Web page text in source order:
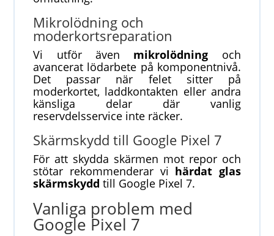
Mikrolödning och
moderkortsreparation
Vi utför även mikrolödning och
avancerat lödarbete på komponentnivå.
Det passar när felet sitter på
moderkortet, laddkontakten eller andra
känsliga delar där vanlig
reservdelsservice inte räcker.
Skärmskydd till Google Pixel 7
För att skydda skärmen mot repor och
stötar rekommenderar vi härdat glas
skärmskydd till Google Pixel 7.
Vanliga problem med
Google Pixel 7